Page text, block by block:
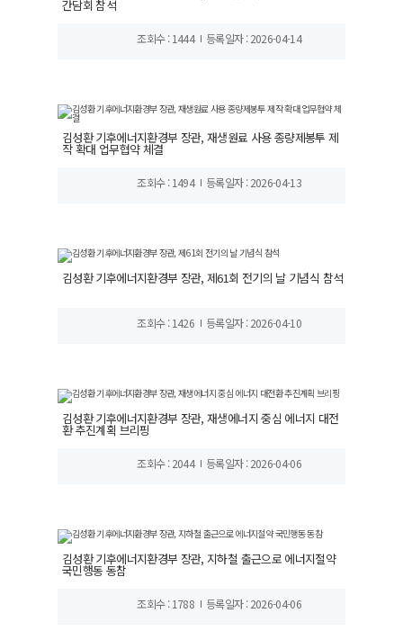
간담회 참석
조회수 : 1444 등록일자 : 2026-04-14
김성환 기후에너지환경부 장관, 재생원료 사용 종량제봉투 제
작 확대 업무협약 체결
조회수 : 1494 등록일자 : 2026-04-13
김성환 기후에너지환경부 장관, 제61회 전기의 날 기념식 참석
조회수 : 1426 등록일자 : 2026-04-10
김성환 기후에너지환경부 장관, 재생에너지 중심 에너지 대전
환 추진계획 브리핑
조회수 : 2044 등록일자 : 2026-04-06
김성환 기후에너지환경부 장관, 지하철 출근으로 에너지절약
국민행동 동참
조회수 : 1788 등록일자 : 2026-04-06